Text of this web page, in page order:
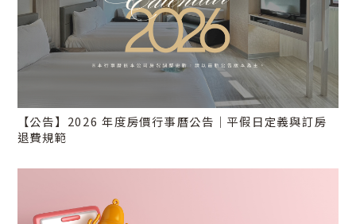
【公告】2026 年度房價行事曆公告｜平假日定義與訂房
退費規範